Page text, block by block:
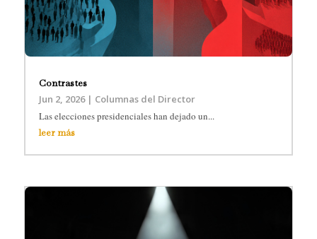
Contrastes
Jun 2, 2026| Columnas del Director
Las elecciones presidenciales han dejado un...
leer más